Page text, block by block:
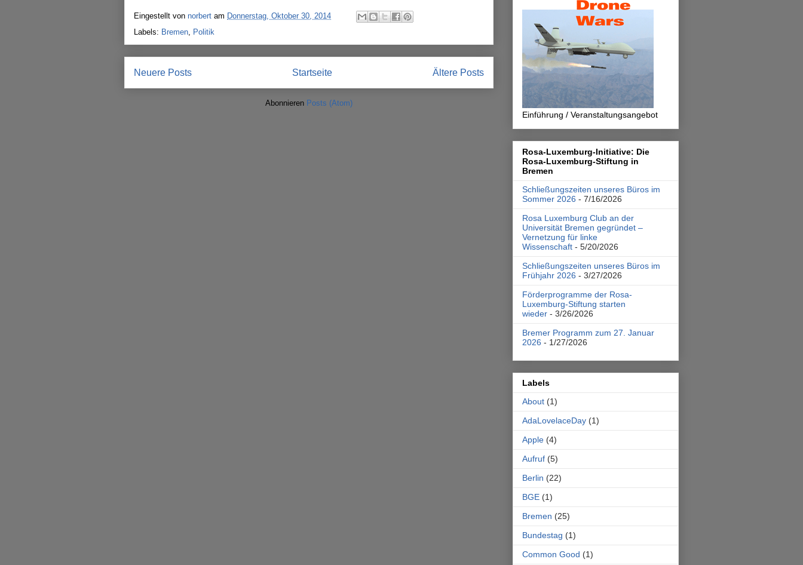
Eingestellt von norbert am Donnerstag, Oktober 30, 2014
Labels: Bremen, Politik
Neuere Posts Ältere Posts
Startseite
Abonnieren Posts (Atom)
Einführung / Veranstaltungsangebot
Rosa-Luxemburg-Initiative: Die
Rosa-Luxemburg-Stiftung in
Bremen
Schließungszeiten unseres Büros im
Sommer 2026 - 7/16/2026
Rosa Luxemburg Club an der
Universität Bremen gegründet –
Vernetzung für linke
Wissenschaft - 5/20/2026
Schließungszeiten unseres Büros im
Frühjahr 2026 - 3/27/2026
Förderprogramme der Rosa-
Luxemburg-Stiftung starten
wieder - 3/26/2026
Bremer Programm zum 27. Januar
2026 - 1/27/2026
Labels
About (1)
AdaLovelaceDay (1)
Apple (4)
Aufruf (5)
Berlin (22)
BGE (1)
Bremen (25)
Bundestag (1)
Common Good (1)